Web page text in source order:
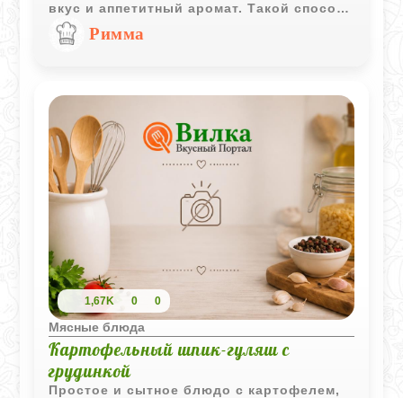
вкус и аппетитный аромат. Такой способ
приготовления позволяет получить
сочное мясо с выразительными
Римма
1,67K 0 0
Мясные блюда
Картофельный шпик-гуляш с
грудинкой
Простое и сытное блюдо с картофелем,